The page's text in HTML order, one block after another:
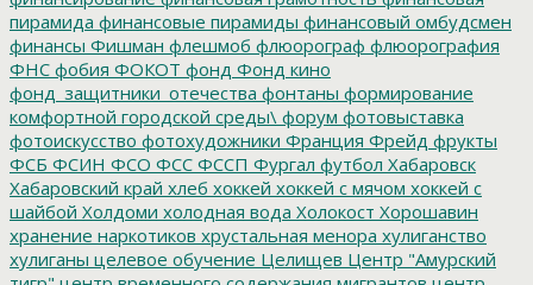
пирамида финансовые пирамиды финансовый омбудсмен
финансы Фишман флешмоб флюорограф флюорография
ФНС фобия ФОКОТ фонд Фонд кино
фонд_защитники_отечества фонтаны формирование
комфортной городской среды\ форум фотовыставка
фотоискусство фотохудожники Франция Фрейд фрукты
ФСБ ФСИН ФСО ФСС ФССП Фургал футбол Хабаровск
Хабаровский край хлеб хоккей хоккей с мячом хоккей с
шайбой Холдоми холодная вода Холокост Хорошавин
хранение наркотиков хрустальная менора хулиганство
хулиганы целевое обучение Целищев Центр "Амурский